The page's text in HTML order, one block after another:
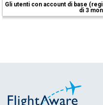
Gli utenti con account di base
di 3